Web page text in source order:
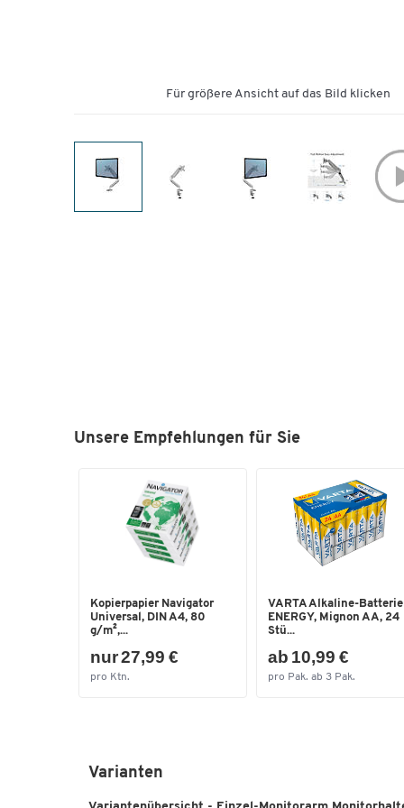
Für größere Ansicht auf das Bild klicken
Unsere Empfehlungen für Sie
Kopierpapier Navigator
Universal, DIN A4, 80
g/m²,...
nur 27,99 €
pro Ktn.
VARTA Alkaline-
ENERGY, Mignon AA, 24
Stü...
ab 10,99 €
pro Pak. ab 3 Pak.
Varianten